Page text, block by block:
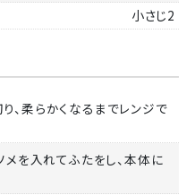
小さじ2
、柔らかくなるまでレンジで
メを入れてふたをし、本体に